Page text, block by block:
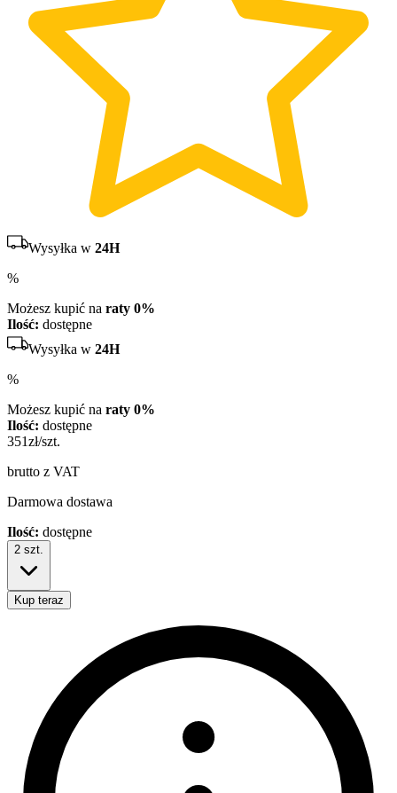
Wysyłka w 24H
%
Możesz kupić na raty 0%
Ilość: dostępne
Wysyłka w 24H
%
Możesz kupić na raty 0%
Ilość: dostępne
351zł/szt.
brutto z VAT
Darmowa dostawa
Ilość: dostępne
2 szt.
Kup teraz